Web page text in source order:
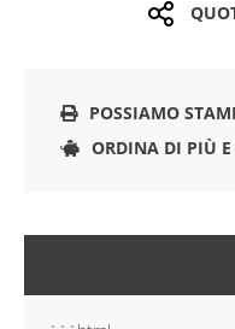
POSSIAMO
ORDINA DI PIÙ